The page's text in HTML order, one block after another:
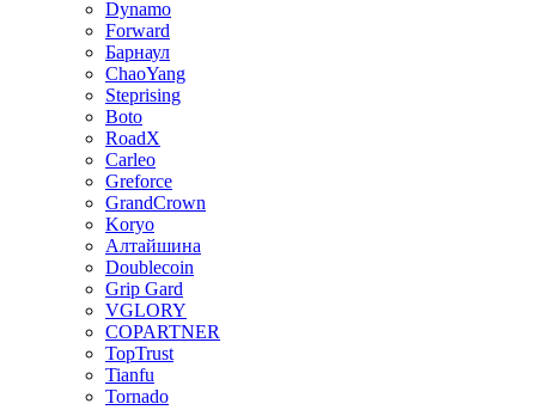
Dynamo
Forward
Барнаул
ChaoYang
Steprising
Boto
RoadX
Carleo
Greforce
GrandCrown
Koryo
Алтайшина
Doublecoin
Grip Gard
VGLORY
COPARTNER
TopTrust
Tianfu
Tornado